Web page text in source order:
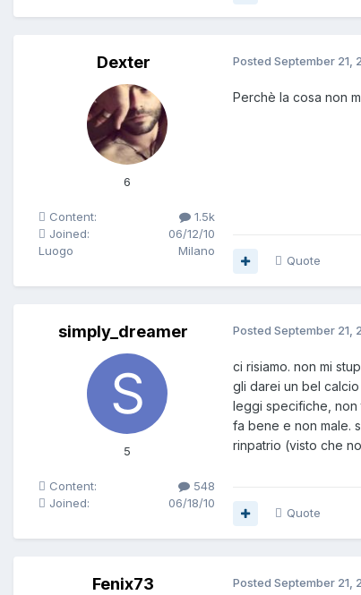
Dexter
6
Content:
1.5k
Joined:
06/12/10
Luogo
Milano
Posted September 21,
Perchè la cosa non
Quote
simply_dreamer
5
Content:
548
Joined:
06/18/10
Posted September 21,
ci risiamo. non mi
gli darei un bel
leggi specifiche, non
fa bene e non male.
rinpatrio (visto che
Quote
Fenix73 Posted September 21,